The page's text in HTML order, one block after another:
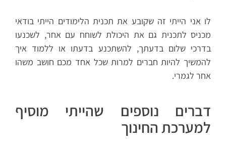
לו אני הייתי זה שקובע את תכנית הלימודים הייתי בודאי
מכניס לתכנית גם את היכולת לשוחח עם אחר, לשכנעו
בדרכי שלום בדעתך, להשתכנע בדעתו או ללמוד איך
להמשיך להיות חברים למרות שכל אחד מכם חושב משהו
אחר לגמרי.
דברים נוספים שהייתי מוסיף
למערכת החינוך